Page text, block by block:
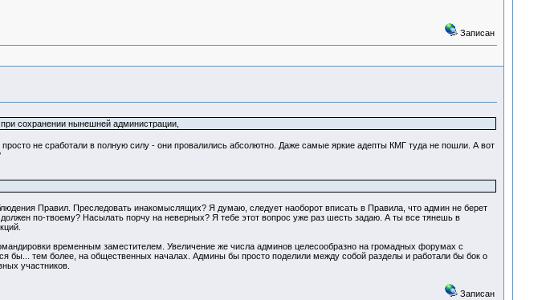
Записан
сохранении нынешней администрации,
не сработали в полную силу - они провалились абсолютно. Даже самые яркие адепты КМГ туда не пошли. А вот
Правил. Преследовать инакомыслящих? Я думаю, следует наоборот вписать в Правила, что админ не берет
по-твоему? Насылать порчу на неверных? Я тебе этот вопрос уже раз шесть задаю. А ты все тянешь в
временным заместителем. Увеличение же числа админов целесообразно на громадных форумах с
бы... тем более, на общественных началах. Админы бы просто поделили между собой разделы и работали бы бок о
участников.
Записан